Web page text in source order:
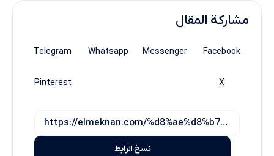
مشاركة المقال
Facebook
Messenger
Whatsapp
Telegram
X
Pinterest
نسخ الرابط